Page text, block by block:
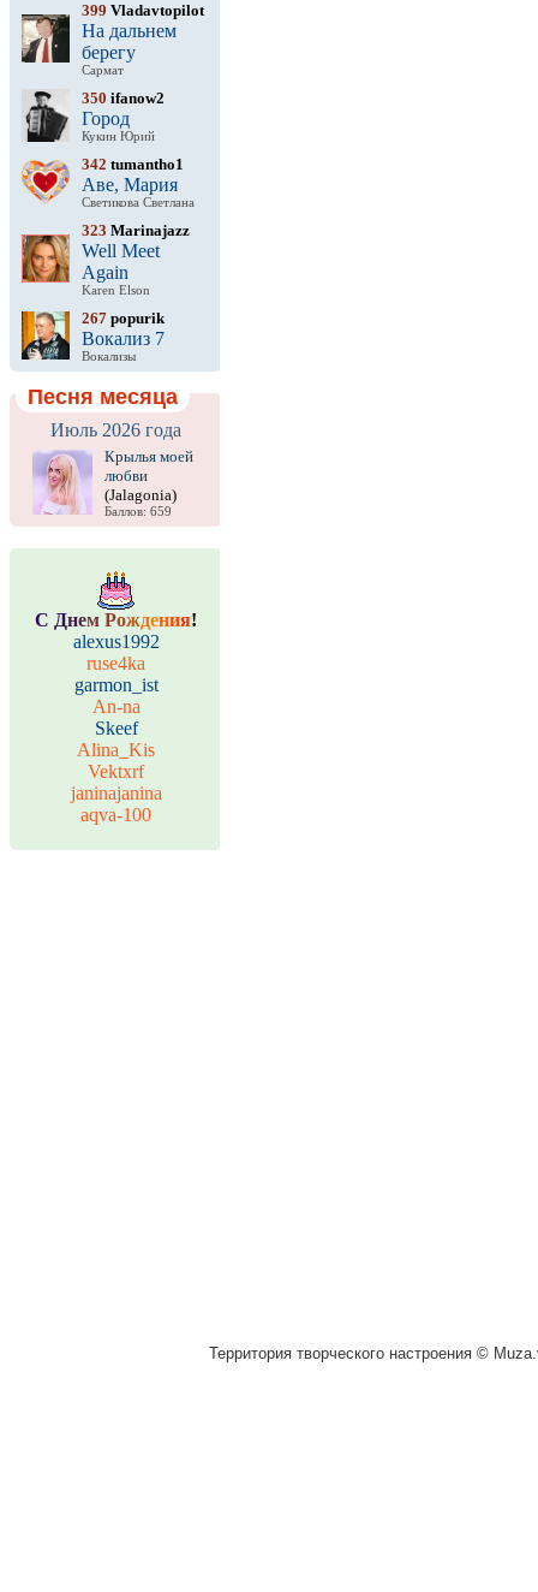
399 Vladavtopilot
На дальнем
берегу
Сармат
350 ifanow2
Город
Кукин Юрий
342 tumantho1
Аве, Мария
Светикова Светлана
323 Marinajazz
Well Meet
Again
Karen Elson
267 popurik
Вокализ 7
Вокализы
Песня месяца
Июль 2026 года
Крылья моей
любви
(Jalagonia)
Баллов: 659
С Днем Рождения!
alexus1992
ruse4ka
garmon_ist
An-na
Skeef
Alina_Kis
Vektxrf
janinajanina
aqva-100
Территория творческого настроения ©